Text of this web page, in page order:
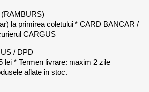
(RAMBURS)
la primirea coletului * CARD BANCAR /
CARGUS
/ DPD
lei * Termen livrare: maxim 2 zile
aflate in stoc.